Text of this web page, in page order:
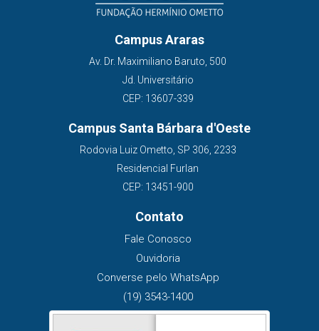
Campus Araras
Av. Dr. Maximiliano Baruto, 500
Jd. Universitário
CEP: 13607-339
Campus Santa Bárbara d'Oeste
Rodovia Luiz Ometto, SP 306, 2233
Residencial Furlan
CEP: 13451-900
Contato
Fale Conosco
Ouvidoria
Converse pelo WhatsApp
(19) 3543-1400